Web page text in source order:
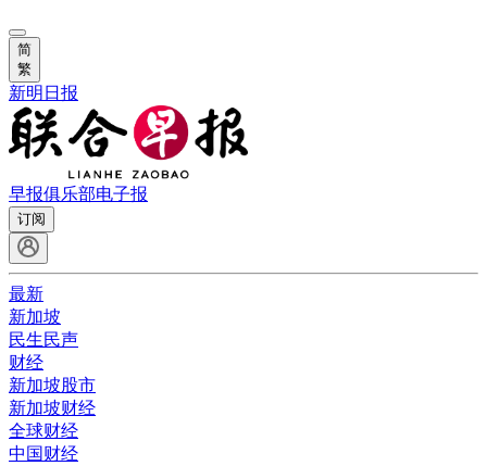
简
繁
新明日报
早报俱乐部电子报
订阅
最新
新加坡
民生民声
财经
新加坡股市
新加坡财经
全球财经
中国财经